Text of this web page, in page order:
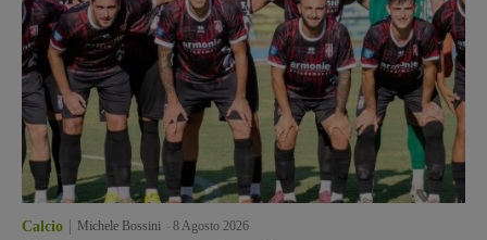
Calcio Michele Bossini 8 Agosto 2026